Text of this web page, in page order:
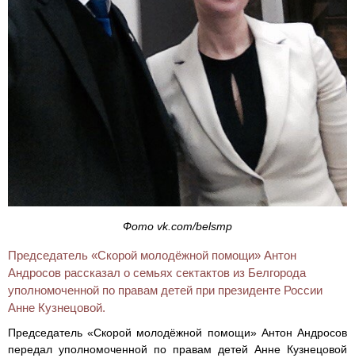
Фото vk.com/belsmp
Председатель «Скорой молодёжной помощи» Антон
Андросов рассказал о семьях сектактов из Белгорода
уполномоченной по правам детей при президенте России
Анне Кузнецовой.
Председатель «Скорой молодёжной помощи» Антон Андросов
передал уполномоченной по правам детей Анне Кузнецовой